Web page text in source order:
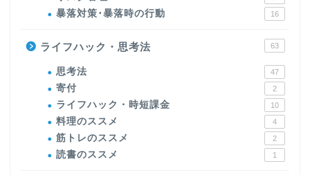
暴落対策･暴落時の行動 16
ライフハック・思考法 63
思考法 47
寄付 2
ライフハック・時短課金 10
料理のススメ 4
筋トレのススメ 2
読書のススメ 1